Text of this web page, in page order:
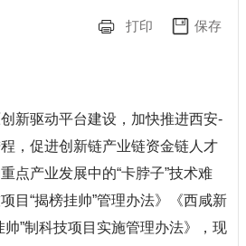
打印 保存
新驱动平台建设，加快推进西安-
，促进创新链产业链资金链人才
点产业发展中的“卡脖子”技术难
目“揭榜挂帅”管理办法》《西咸新
帅”制科技项目实施管理办法》，现